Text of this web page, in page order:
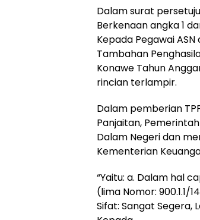
Dalam surat
Berkenaan angka 1
Kepada Pegawai
Tambahan
Konawe Tahun
rincian terlampir.
Dalam pemberian
Panjaitan,
Dalam Negeri dan
Kementerian
“Yaitu: a. Dalam hal
(lima Nomor: 900.1.1/
Sifat: Sangat Segera,